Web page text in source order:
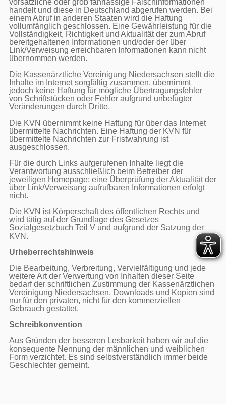
handelt und diese in Deutschland abgerufen werden. Bei
einem Abruf in anderen Staaten wird die Haftung
vollumfänglich geschlossen. Eine Gewährleistung für die
Vollständigkeit, Richtigkeit und Aktualität der zum Abruf
bereitgehaltenen Informationen und/oder der über
Link/Verweisung erreichbaren Informationen kann nicht
übernommen werden.
Die Kassenärztliche Vereinigung Niedersachsen stellt die
Inhalte im Internet sorgfältig zusammen, übernimmt
jedoch keine Haftung für mögliche Übertragungsfehler
von Schriftstücken oder Fehler aufgrund unbefugter
Veränderungen durch Dritte.
Die KVN übernimmt keine Haftung für über das Internet
übermittelte Nachrichten. Eine Haftung der KVN für
übermittelte Nachrichten zur Fristwahrung ist
ausgeschlossen.
Für die durch Links aufgerufenen Inhalte liegt die
Verantwortung ausschließlich beim Betreiber der
jeweiligen Homepage; eine Überprüfung der Aktualität der
über Link/Verweisung aufrufbaren Informationen erfolgt
nicht.
Die KVN ist Körperschaft des öffentlichen Rechts und
wird tätig auf der Grundlage des Gesetzes
Sozialgesetzbuch Teil V und aufgrund der Satzung der
KVN.
Urheberrechtshinweis
Die Bearbeitung, Verbreitung, Vervielfältigung und jede
weitere Art der Verwertung von Inhalten dieser Seite
bedarf der schriftlichen Zustimmung der Kassenärztlichen
Vereinigung Niedersachsen. Downloads und Kopien sind
nur für den privaten, nicht für den kommerziellen
Gebrauch gestattet.
Schreibkonvention
Aus Gründen der besseren Lesbarkeit haben wir auf die
konsequente Nennung der männlichen und weiblichen
Form verzichtet. Es sind selbstverständlich immer beide
Geschlechter gemeint.